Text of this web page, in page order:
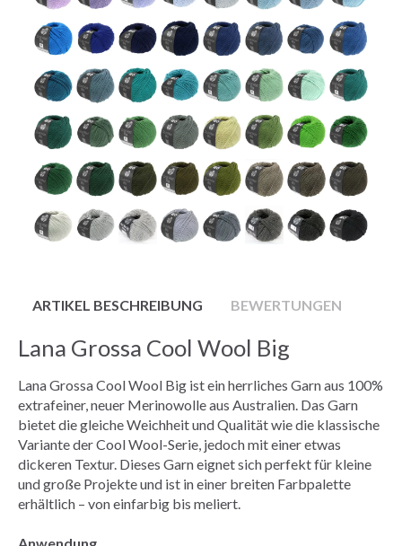
ARTIKEL BESCHREIBUNG BEWERTUNGEN
Lana Grossa Cool Wool Big
Lana Grossa Cool Wool Big ist ein herrliches Garn aus 100%
extrafeiner, neuer Merinowolle aus Australien. Das Garn
bietet die gleiche Weichheit und Qualität wie die klassische
Variante der Cool Wool-Serie, jedoch mit einer etwas
dickeren Textur. Dieses Garn eignet sich perfekt für kleine
und große Projekte und ist in einer breiten Farbpalette
erhältlich – von einfarbig bis meliert.